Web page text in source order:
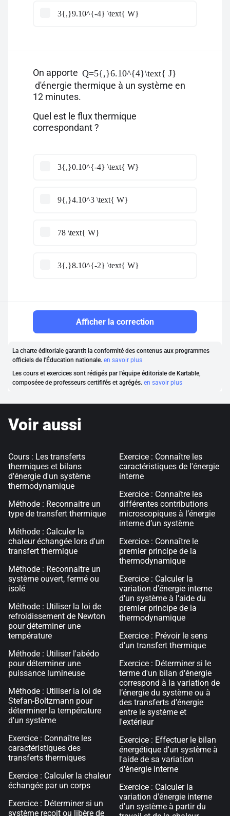
3{,}9.10^{-4} \text{ W}
On apporte Q=5{,}6.10^{4}\text{ J}
d'énergie thermique à un système en
12 minutes.
Quel est le flux thermique
correspondant ?
3{,}0.10^{-4} \text{ W}
9{,}4.10^3 \text{ W}
78 \text{ W}
3{,}8.10^{-2} \text{ W}
Afficher la correction
La charte éditoriale garantit la conformité des contenus aux programmes
officiels de l'Éducation nationale. en savoir plus
Les cours et exercices sont rédigés par l'équipe éditoriale de Kartable,
composéee de professeurs certififés et agrégés. en savoir plus
Voir aussi
Cours : Les transferts
thermiques et bilans
d'énergie d'un système
thermodynamique
Méthode : Reconnaitre un
type de transfert thermique
Méthode : Calculer la
chaleur échangée lors d'un
transfert thermique
Méthode : Reconnaitre un
système ouvert, fermé ou
isolé
Méthode : Utiliser la loi de
refroidissement de Newton
pour déterminer une
température
Méthode : Utiliser l'abédo
pour déterminer une
puissance lumineuse
Méthode : Utiliser la loi de
Stefan-Boltzmann pour
déterminer la température
d'un système
Exercice : Connaître les
caractéristiques des
transferts thermiques
Exercice : Calculer la chaleur
échangée par un corps
Exercice : Déterminer si un
système reçoit ou libère de
Exercice : Connaître les
caractéristiques de l'énergie
interne
Exercice : Connaître les
différentes contributions
microscopiques à l’énergie
interne d’un système
Exercice : Connaître le
premier principe de la
thermodynamique
Exercice : Calculer la
variation d'énergie interne
d'un système à l'aide du
premier principe de la
thermodynamique
Exercice : Prévoir le sens
d’un transfert thermique
Exercice : Déterminer si le
terme d'un bilan d'énergie
correspond à la variation de
l’énergie du système ou à
des transferts d’énergie
entre le système et
l'extérieur
Exercice : Effectuer le bilan
énergétique d'un système à
l'aide de sa variation
d'énergie interne
Exercice : Calculer la
variation d'énergie interne
d'un système à partir du